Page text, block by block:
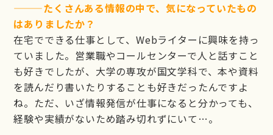
———たくさんある情報の中で、気になっていたもの
はありましたか？
在宅でできる仕事として、Webライターに興味を持っ
ていました。営業職やコールセンターで人と話すこと
も好きでしたが、大学の専攻が国文学科で、本や資料
を読んだり書いたりすることも好きだったんですよ
ね。ただ、いざ情報発信が仕事になると分かっても、
経験や実績がないため踏み切れずにいて…。